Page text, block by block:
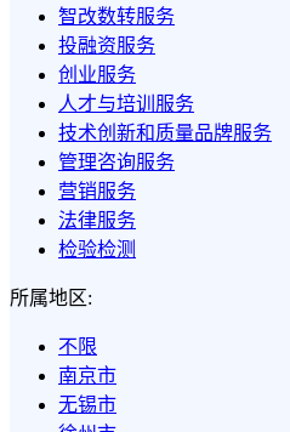
智改数转服务
投融资服务
创业服务
人才与培训服务
技术创新和质量品牌服务
管理咨询服务
营销服务
法律服务
检验检测
所属地区:
不限
南京市
无锡市